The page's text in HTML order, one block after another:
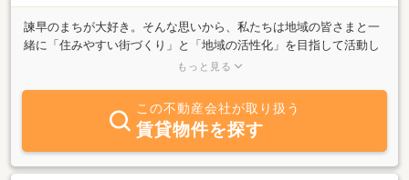
諫早のまちが大好き。そんな思いから、私たちは地域の皆さまと一
緒に「住みやすい街づくり」と「地域の活性化」を目指して活動し
ています。これまで、地域イベントにも積極的に関わり、諫早・雲
ェスマラソンのお手伝い、冬の風物詩であるいさはや灯りファンタ
ジアにも協力させていただきました。地域が元気になる瞬間に関わ
れることを、とても嬉しく思っています。また、当店はサッカーJ
リーグ**V・ファーレン長崎を応援し、7年間「V・ファーレンロー
ドおもてなし隊」として全国から来られるサポーターの皆さまをお
もっと見る
この不動産会社が取り扱う
賃貸物件を探す